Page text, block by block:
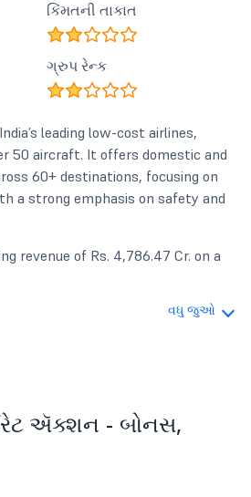
કિંમતની તાકાત
ગ્રુપ રેન્ક
leading low-cost airlines,
50 aircraft. It offers domestic and
60+ destinations, focusing on
a strong emphasis on safety and
revenue of Rs. 4,786.47 Cr. on a
વધુ જુઓ
ઍક્શન - બોનસ,